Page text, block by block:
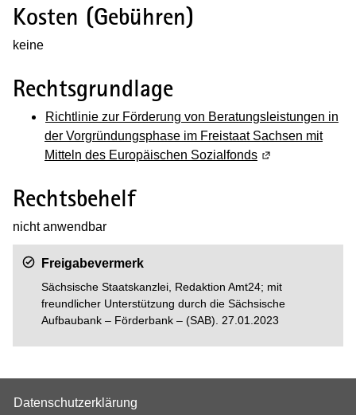
Kosten (Gebühren)
keine
Rechtsgrundlage
Richtlinie zur Förderung von Beratungsleistungen in
der Vorgründungsphase im Freistaat Sachsen mit
Mitteln des Europäischen Sozialfonds (Wird in einem
Rechtsbehelf
nicht anwendbar
Freigabevermerk
Sächsische Staatskanzlei, Redaktion Amt24; mit
freundlicher Unterstützung durch die Sächsische
Aufbaubank – Förderbank – (SAB). 27.01.2023
Datenschutzerklärung